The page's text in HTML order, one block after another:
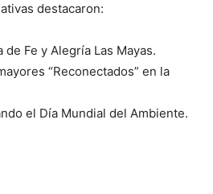
destacaron:
Fe y Alegría Las Mayas.
“Reconectados” en la
el Día Mundial del Ambiente.